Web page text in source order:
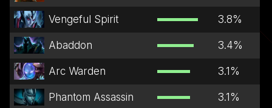
Vengeful Spirit 3.8%
Abaddon 3.4%
Arc Warden 3.1%
Phantom Assassin 3.1%